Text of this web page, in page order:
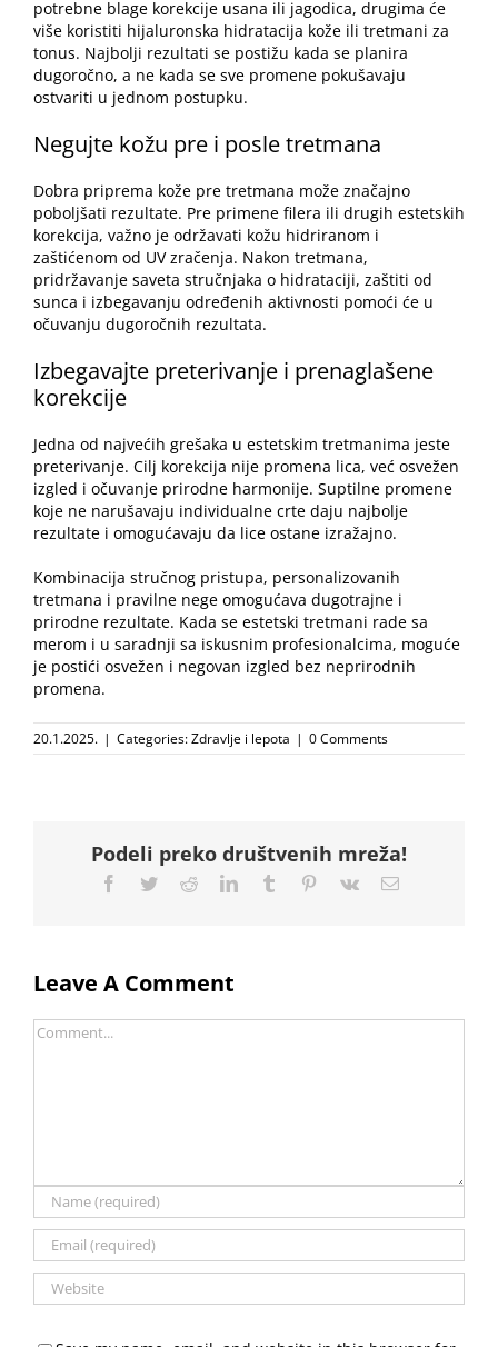
potrebne blage korekcije usana ili jagodica, drugima će
više koristiti hijaluronska hidratacija kože ili tretmani za
tonus. Najbolji rezultati se postižu kada se planira
dugoročno, a ne kada se sve promene pokušavaju
ostvariti u jednom postupku.
Negujte kožu pre i posle tretmana
Dobra priprema kože pre tretmana može značajno
poboljšati rezultate. Pre primene filera ili drugih estetskih
korekcija, važno je održavati kožu hidriranom i
zaštićenom od UV zračenja. Nakon tretmana,
pridržavanje saveta stručnjaka o hidrataciji, zaštiti od
sunca i izbegavanju određenih aktivnosti pomoći će u
očuvanju dugoročnih rezultata.
Izbegavajte preterivanje i prenaglašene
korekcije
Jedna od najvećih grešaka u estetskim tretmanima jeste
preterivanje. Cilj korekcija nije promena lica, već osvežen
izgled i očuvanje prirodne harmonije. Suptilne promene
koje ne narušavaju individualne crte daju najbolje
rezultate i omogućavaju da lice ostane izražajno.
Kombinacija stručnog pristupa, personalizovanih
tretmana i pravilne nege omogućava dugotrajne i
prirodne rezultate. Kada se estetski tretmani rade sa
merom i u saradnji sa iskusnim profesionalcima, moguće
je postići osvežen i negovan izgled bez neprirodnih
promena.
20.1.2025. | Categories:Zdravlje i lepota | 0 Comments
Podeli preko društvenih mreža!
Facebook
TwitterRedditLinkedInTumblr Pinterest
Vk Email
Leave A Comment
Comment